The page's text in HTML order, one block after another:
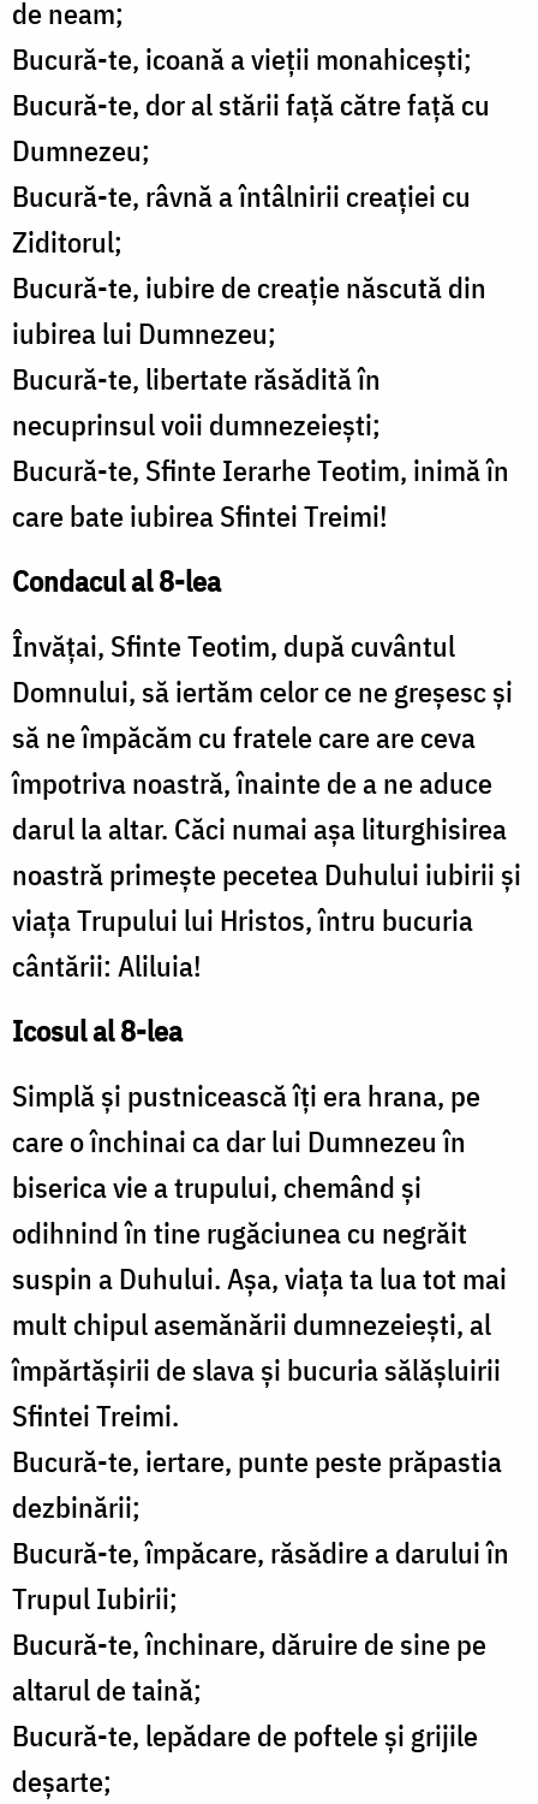
de neam;
Bucură-te, icoană a vieții monahicești;
Bucură-te, dor al stării față către față cu
Dumnezeu;
Bucură-te, râvnă a întâlnirii creației cu
Ziditorul;
Bucură-te, iubire de creație născută din
iubirea lui Dumnezeu;
Bucură-te, libertate răsădită în
necuprinsul voii dumnezeiești;
Bucură-te, Sfinte Ierarhe Teotim, inimă în
care bate iubirea Sfintei Treimi!
Condacul al 8-lea
Învățai, Sfinte Teotim, după cuvântul
Domnului, să iertăm celor ce ne greșesc și
să ne împăcăm cu fratele care are ceva
împotriva noastră, înainte de a ne aduce
darul la altar. Căci numai așa liturghisirea
noastră primește pecetea Duhului iubirii și
viața Trupului lui Hristos, întru bucuria
cântării: Aliluia!
Icosul al 8-lea
Simplă și pustnicească îți era hrana, pe
care o închinai ca dar lui Dumnezeu în
biserica vie a trupului, chemând și
odihnind în tine rugăciunea cu negrăit
suspin a Duhului. Așa, viața ta lua tot mai
mult chipul asemănării dumnezeiești, al
împărtășirii de slava și bucuria sălășluirii
Sfintei Treimi.
Bucură-te, iertare, punte peste prăpastia
dezbinării;
Bucură-te, împăcare, răsădire a darului în
Trupul Iubirii;
Bucură-te, închinare, dăruire de sine pe
altarul de taină;
Bucură-te, lepădare de poftele și grijile
deșarte;